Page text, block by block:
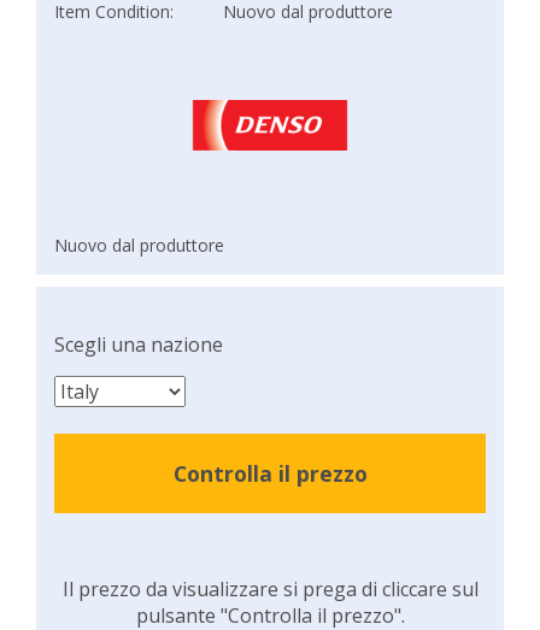
Item Condition:
Nuovo dal produttore
Nuovo dal produttore
Scegli una nazione
Controlla il prezzo
Il prezzo da visualizzare si prega di cliccare sul
pulsante "Controlla il prezzo".